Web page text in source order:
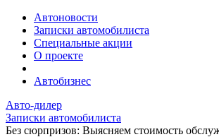
Автоновости
Записки автомобилиста
Специальные акции
О проекте
Автобизнес
Авто-дилер
Записки автомобилиста
Без сюрпризов: Выясняем стоимость